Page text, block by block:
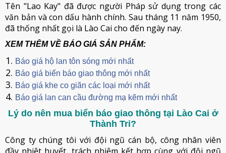
Tên "Lao Kay" đã được người Pháp sử dụng trong các
văn bản và con dấu hành chính. Sau tháng 11 năm 1950,
đã thống nhất gọi là Lào Cai cho đến ngày nay.
XEM THÊM VỀ BÁO GIÁ SẢN PHẨM:
Báo giá hộ lan tôn sóng mới nhất
Báo giá biển báo giao thông mới nhất
Báo giá khe co giãn các loại mới nhất
Báo giá lan can cầu đường mạ kẽm mới nhất
Lý do nên mua biển báo giao thông tại Lào Cai ở
Thành Tri?
Công ty chúng tôi với đội ngũ cán bộ, công nhân viên